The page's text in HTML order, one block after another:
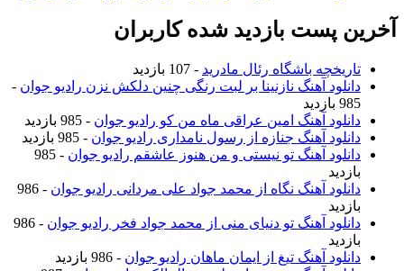
آخرین پست بازدید شده کاربران
تاریخچه باشگاه رئال مادرید - 107 بازدید
دانلود آهنگ نازنینا بر لبت رنگی چنین دلکش نزن رادیو جوان -
985 بازدید
دانلود آهنگ امین عراقی ماه من کو رادیو جوان - 985 بازدید
دانلود آهنگ جنازه از رسول نامداری رادیو جوان - 985 بازدید
دانلود آهنگ تو نیستی و من هنوز عاشقم رادیو جوان
- 985
بازدید
دانلود آهنگ نگاه از محمد جواد علی مردانی رادیو جوان
- 986
بازدید
دانلود آهنگ تو دنیای منی از محمد جواد فخر رادیو جوان
- 986
بازدید
دانلود آهنگ تیغ از ایمان ماهان رادیو جوان - 986 بازدید